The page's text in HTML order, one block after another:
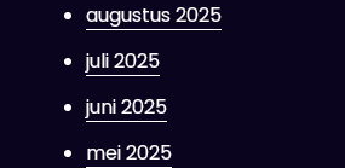
augustus 2025
juli 2025
juni 2025
mei 2025